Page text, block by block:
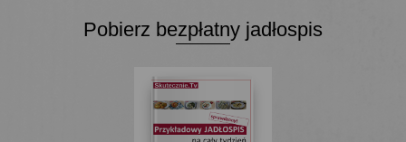
Pobierz bezpłatny jadłospis